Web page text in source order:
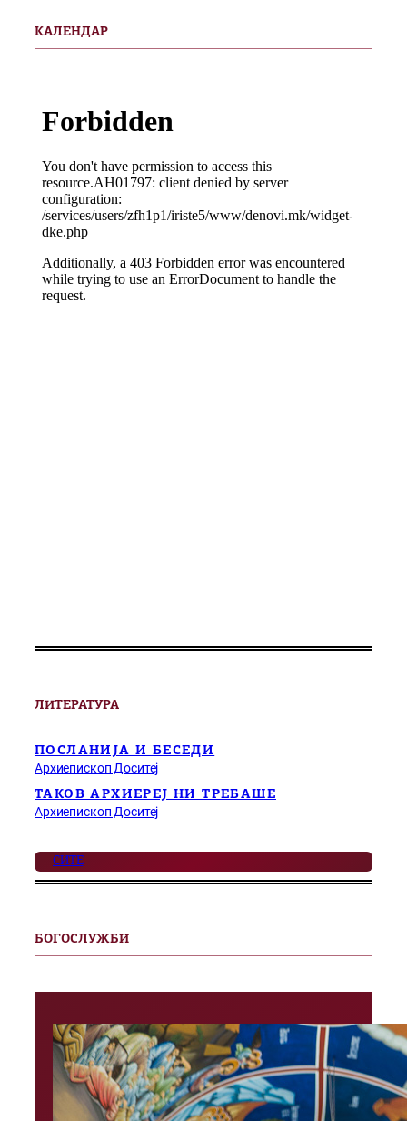
КАЛЕНДАР
ЛИТЕРАТУРА
ПОСЛАНИЈА И БЕСЕДИ
Архиепископ Доситеј
ТАКОВ АРХИЕРЕЈ НИ ТРЕБАШЕ
Архиепископ Доситеј
СИТЕ
БОГОСЛУЖБИ